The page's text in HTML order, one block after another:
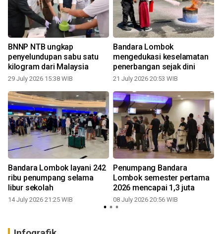
BNNP NTB ungkap
penyelundupan sabu satu
kilogram dari Malaysia
29 July 2026 15:38 WIB
Bandara Lombok
mengedukasi keselamatan
penerbangan sejak dini
21 July 2026 20:53 WIB
Bandara Lombok layani 242
ribu penumpang selama
libur sekolah
14 July 2026 21:25 WIB
Penumpang Bandara
Lombok semester pertama
2026 mencapai 1,3 juta
08 July 2026 20:56 WIB